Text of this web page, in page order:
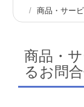
商品・サー
商品・
るお問